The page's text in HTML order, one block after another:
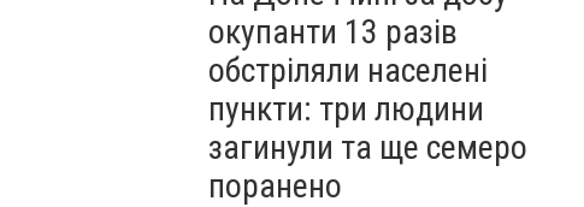
окупанти 13 разів
обстріляли населені
пункти: три людини
загинули та ще семеро
поранено